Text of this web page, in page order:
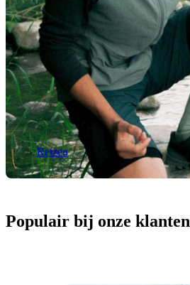
Reizen
Populair bij onze klanten